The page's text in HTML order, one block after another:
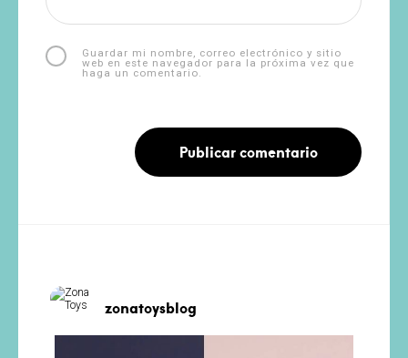
Guardar mi nombre, correo electrónico y sitio
web en este navegador para la próxima vez que
haga un comentario.
zonatoysblog